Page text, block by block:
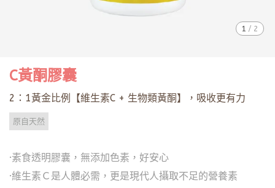
1 / 2
C黃酮膠囊
2：1黃金比例【維生素C + 生物類黃酮】，吸收更有力
原自天然
·素食透明膠囊，無添加色素，好安心
·維生素Ｃ是人體必需，更是現代人攝取不足的營養素